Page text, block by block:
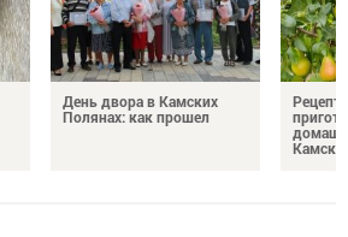
День двора в Камских
Полянах: как прошел